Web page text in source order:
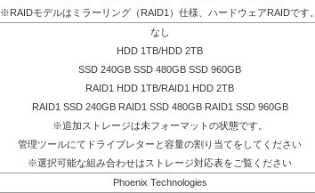
※RAIDモデルはミラーリング（RAID1）仕様、ハードウェアRAIDです。
なし
HDD 1TB/HDD 2TB
SSD 240GB SSD 480GB SSD 960GB
RAID1 HDD 1TB/RAID1 HDD 2TB
RAID1 SSD 240GB RAID1 SSD 480GB RAID1 SSD 960GB
※追加ストレージは未フォーマットの状態です。
管理ツールにてドライブレターと容量の割り当てをしてください
※選択可能な組み合わせはストレージ対応表をご覧ください
Phoenix Technologies